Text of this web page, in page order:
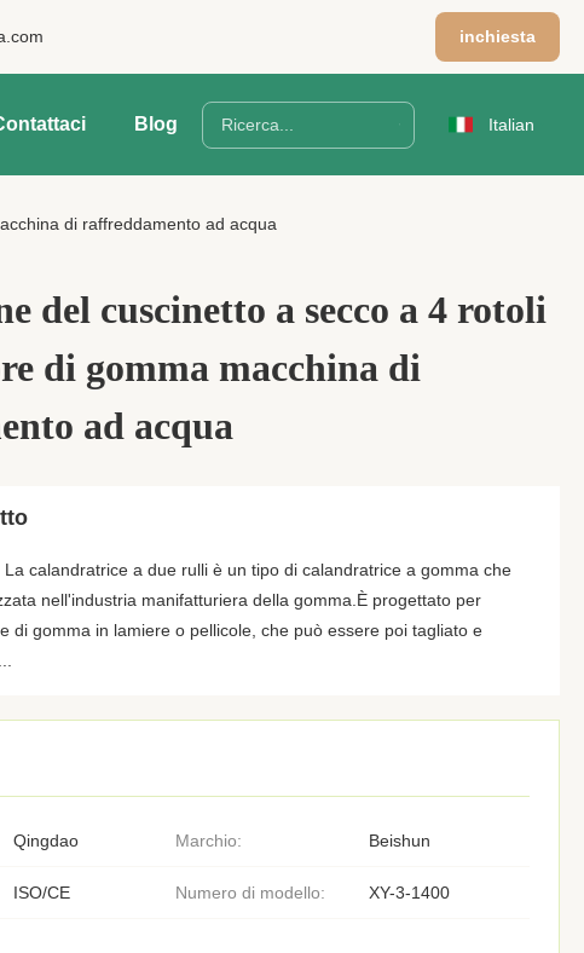
inchiesta
Blog Italian
di raffreddamento ad acqua
del cuscinetto a secco a 4 rotoli
di gomma macchina di
ad acqua
calandratrice a due rulli è un tipo di calandratrice a gomma che
nell'industria manifatturiera della gomma.È progettato per
di gomma in lamiere o pellicole, che può essere poi tagliato e
Qingdao Marchio: Beishun
ISO/CE Numero di modello: XY-3-1400